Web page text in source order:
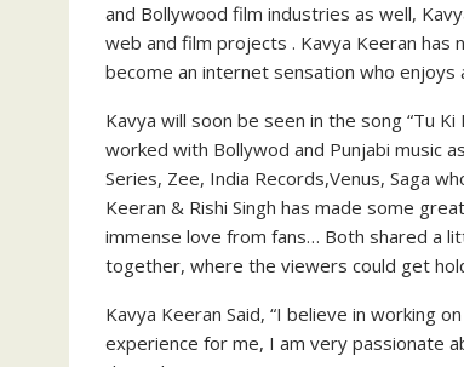
and Bollywood film industries as well,
web and film projects . Kavya Keeran has
become an internet sensation who enjoys
Kavya will soon be seen in the song “Tu
worked with Bollywod and Punjabi music
Series, Zee, India Records,Venus, Saga
Keeran & Rishi Singh has made some
immense love from fans… Both shared a
together, where the viewers could get
Kavya Keeran Said, “I believe in working
experience for me, I am very passionate